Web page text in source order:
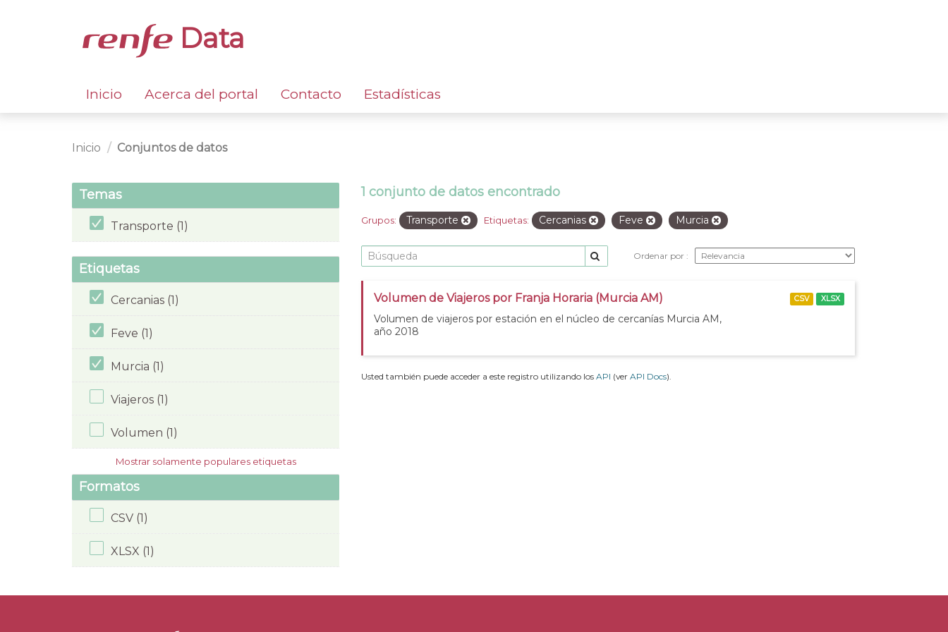
Data
Inicio Acerca del portal Contacto Estadísticas
Inicio Conjuntos de datos
Temas
Transporte (1)
Etiquetas
Cercanias (1)
Feve (1)
Murcia (1)
Viajeros (1)
Volumen (1)
Mostrar solamente populares etiquetas
Formatos
CSV (1)
XLSX (1)
1 conjunto de datos encontrado
Grupos: Transporte Etiquetas: Cercanias Feve Murcia
Ordenar por
Volumen de Viajeros por Franja Horaria (Murcia AM)
Volumen de viajeros por estación en el núcleo de cercanías Murcia AM,
año 2018
CSV XLSX
Usted también puede acceder a este registro utilizando los API (ver API Docs).